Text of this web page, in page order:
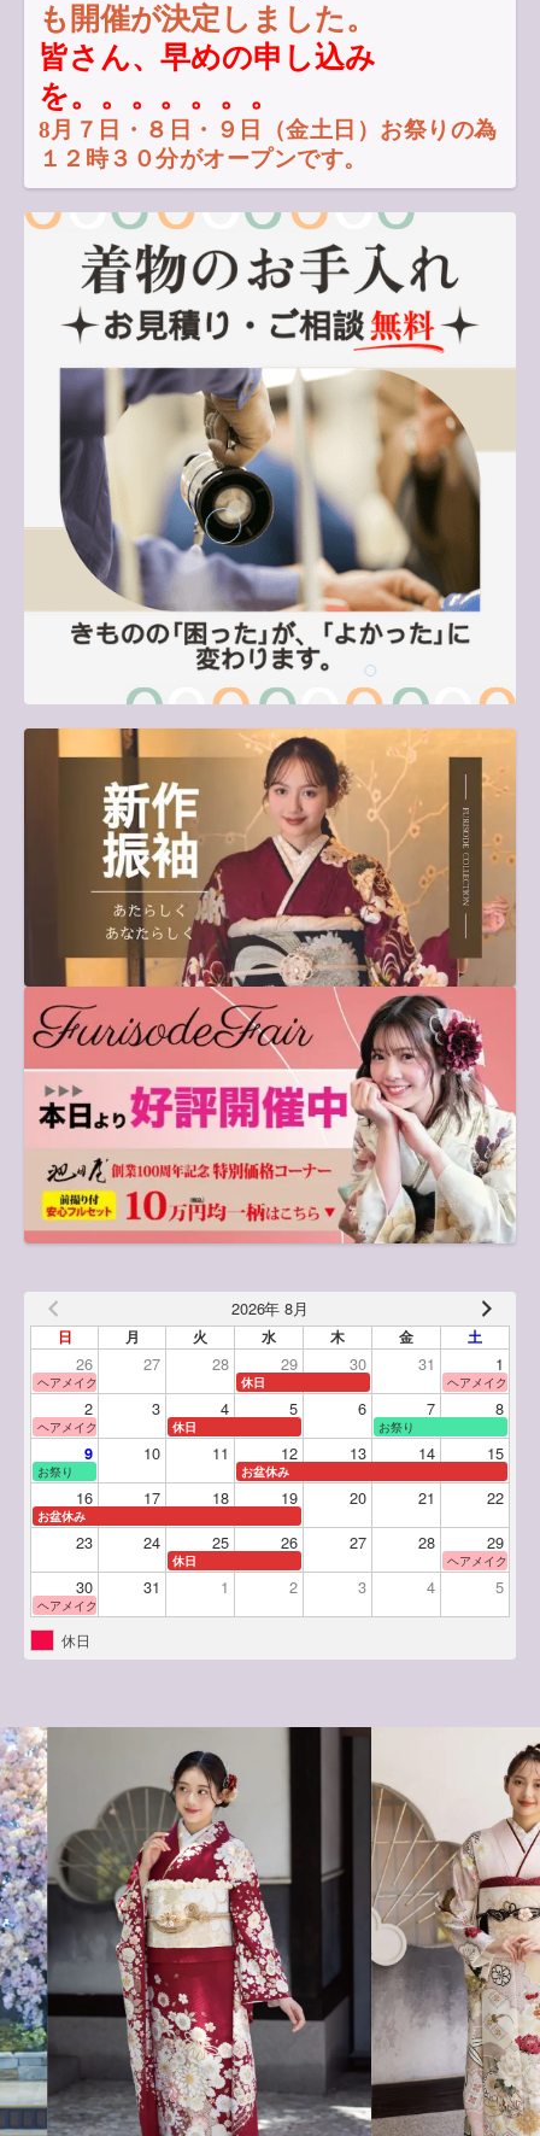
も開催が決定しました。
皆さん、早めの申し込み
を。。。。。。。
8月７日・８日・９日（金土日）お祭りの為
１２時３０分がオープンです。
2026年 8月
日 月 火 水 木 金 土
26 27 28 29 30 31 1
ヘアメイク体験 休日 ヘアメイク体験
2 3 4 5 6 7 8
ヘアメイク体験 休日 お祭り
9 10 11 12 13 14 15
お祭り お盆休み
16 17 18 19 20 21 22
お盆休み
23 24 25 26 27 28 29
休日 ヘアメイク体験
30 31 1 2 3 4 5
ヘアメイク体験
休日